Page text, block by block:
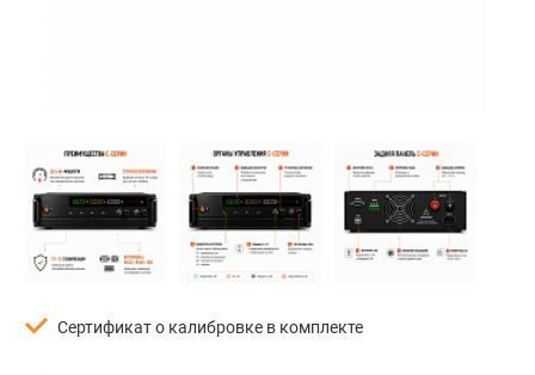
Сертификат о калибровке в комплекте